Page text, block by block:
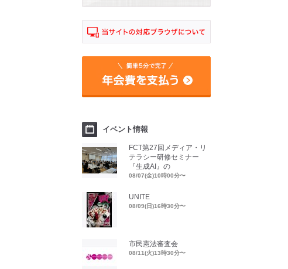
イベント情報
FCT第27回メディア・リ
テラシー研修セミナー
『生成AI』の
08/07(金)10時00分〜
UNITE
08/09(日)16時30分〜
市民憲法審査会
08/11(火)13時30分〜